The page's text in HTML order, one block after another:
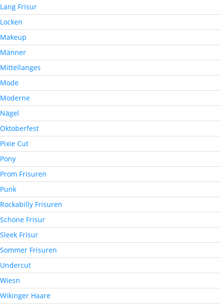
Lang Frisur
Locken
Makeup
Männer
Mittellanges
Mode
Moderne
Nägel
Oktoberfest
Pixie Cut
Pony
Prom Frisuren
Punk
Rockabilly Frisuren
Schöne Frisur
Sleek Frisur
Sommer Frisuren
Undercut
Wiesn
Wikinger Haare